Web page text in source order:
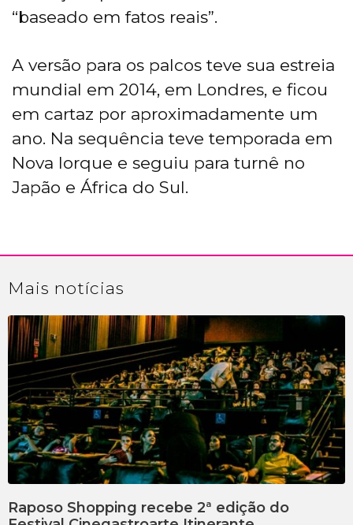
“baseado em fatos reais”.
A versão para os palcos teve sua estreia
mundial em 2014, em Londres, e ficou
em cartaz por aproximadamente um
ano. Na sequência teve temporada em
Nova Iorque e seguiu para turnê no
Japão e África do Sul.
Mais notícias
Raposo Shopping recebe 2ª edição do